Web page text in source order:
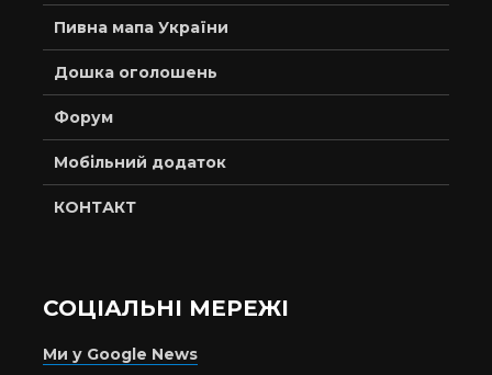
Пивна мапа України
Дошка оголошень
Форум
Мобільний додаток
КОНТАКТ
СОЦІАЛЬНІ МЕРЕЖІ
Ми у Google News